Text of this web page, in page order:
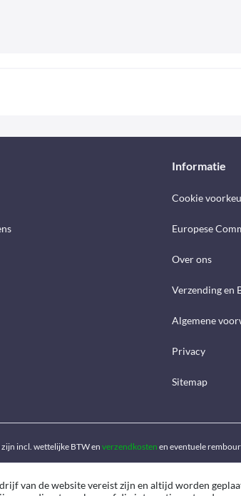
Informatie
Cookie
Europese
Over ons
Verzending en
Algemene
Privacy
Sitemap
incl. wettelijke BTW en verzendkosten en eventuele
van de website vereist zijn en altijd worden